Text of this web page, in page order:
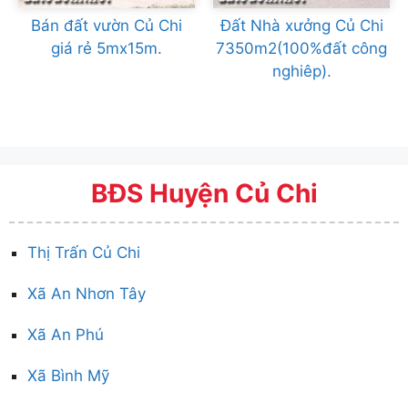
Bán đất vườn Củ Chi
giá rẻ 5mx15m.
Đất Nhà xưởng Củ Chi
7350m2(100%đất công
nghiêp).
BĐS Huyện Củ Chi
Thị Trấn Củ Chi
Xã An Nhơn Tây
Xã An Phú
Xã Bình Mỹ